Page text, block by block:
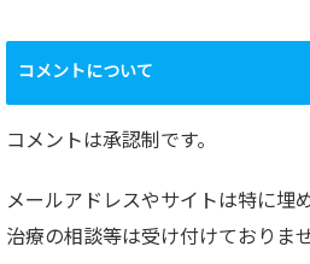
コメントについて
コメントは承認制です。
メールアドレスやサイトは特に埋
治療の相談等は受け付けておりま